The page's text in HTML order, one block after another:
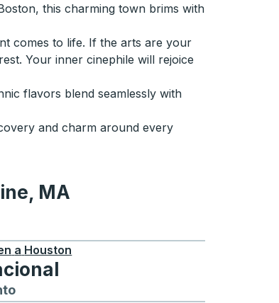
this charming town brims with
comes to life. If the arts are your
Your inner cinephile will rejoice
flavors blend seamlessly with
and charm around every
MA
MA
a Houston
Chicago
y desde Seattle
autobuses hacia y desde Boston
Rutas de autobuses hacia y desde